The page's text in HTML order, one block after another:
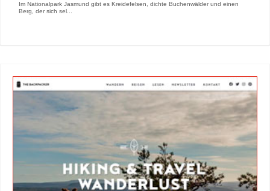
Im Nationalpark Jasmund gibt es Kreidefelsen, dichte Buchenwälder und einen
Berg, der sich sel...